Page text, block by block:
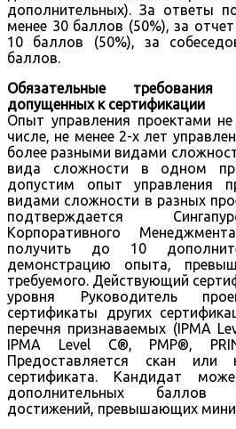
дополнительных). За ответы
менее 30 баллов (50%), за
10 баллов (50%), за
баллов.
Обязательные
допущенных к сертификации
Опыт управления проектами
числе, не менее 2-х лет
более разными видами
вида сложности в одном
допустим опыт управления
видами сложности в разных
подтверждается
Корпоративного
получить до 10
демонстрацию опыта,
требуемого. Действующий
уровня Руководитель
сертификаты других
перечня признаваемых (IPMA
IPMA Level C®, PMP®,
Предоставляется скан или
сертификата. Кандидат
дополнительных баллов
достижений, превышающих